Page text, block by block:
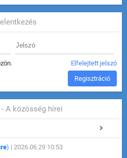
Elfelejtett jelszó
Regisztráció
A közösség hírei
) | 2026.06.29 10:53